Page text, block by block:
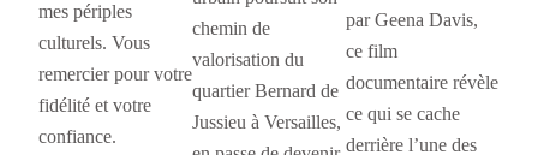
mes périples
culturels. Vous
remercier pour votre
fidélité et votre
confiance.
chemin de
valorisation du
quartier Bernard de
Jussieu à Versailles,
par Geena Davis,
ce film
documentaire révèle
ce qui se cache
derrière l’une des